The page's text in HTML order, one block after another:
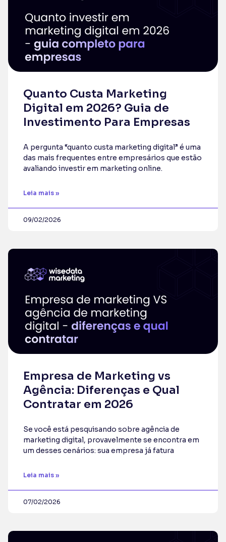
Quanto Custa Marketing
Digital em 2026? Guia de
Investimento Para Empresas
A pergunta “quanto custa marketing digital” é uma
das mais frequentes entre empresários que estão
avaliando investir em marketing online.
Leia mais »
09/02/2026
Empresa de Marketing vs
Agência: Diferenças e Qual
Contratar em 2026
Se você está pesquisando sobre agência de
marketing digital, provavelmente se encontra em
um desses cenários: sua empresa já fatura
Leia mais »
07/02/2026